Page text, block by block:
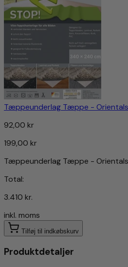
Tæppeunderlag Tæppe -
92,00 kr
199,00 kr
Tæppeunderlag Tæppe -
Total:
3.410 kr.
inkl. moms
Tilføj til indkøbskurv
Produktdetaljer